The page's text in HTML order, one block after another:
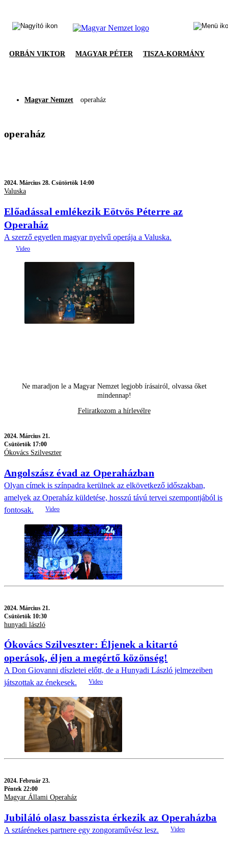
ORBÁN VIKTOR MAGYAR PÉTER TISZA-KORMÁNY
Magyar Nemzet operaház
operaház
2024. Március 28. Csütörtök 14:00
Valuska
Előadással emlékezik Eötvös Péterre az
Operaház
A szerző egyetlen magyar nyelvű operája a Valuska.
Ne maradjon le a Magyar Nemzet legjobb írásairól, olvassa őket
mindennap!
Feliratkozom a hírlevélre
2024. Március 21.
Csütörtök 17:00
Ókovács Szilveszter
Angolszász évad az Operaházban
Olyan címek is színpadra kerülnek az elkövetkező időszakban,
amelyek az Operaház küldetése, hosszú távú tervei szempontjából is
fontosak.
2024. Március 21.
Csütörtök 10:30
hunyadi lászló
Ókovács Szilveszter: Éljenek a kitartó
operások, éljen a megértő közönség!
A Don Giovanni díszletei előtt, de a Hunyadi László jelmezeiben
játszottak az énekesek.
2024. Február 23.
Péntek 22:00
Magyar Állami Operaház
Jubiláló olasz basszista érkezik az Operaházba
A sztárénekes partnere egy zongoraművész lesz.